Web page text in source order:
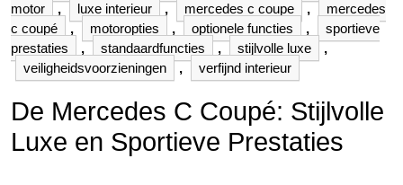
motor
, luxe interieur , mercedes c coupe ,
mercedes
c coupé
, motoropties , optionele functies ,
sportieve
prestaties
, standaardfuncties , stijlvolle luxe
,
veiligheidsvoorzieningen
, verfijnd interieur
De Mercedes C Coupé: Stijlvolle
Luxe en Sportieve Prestaties